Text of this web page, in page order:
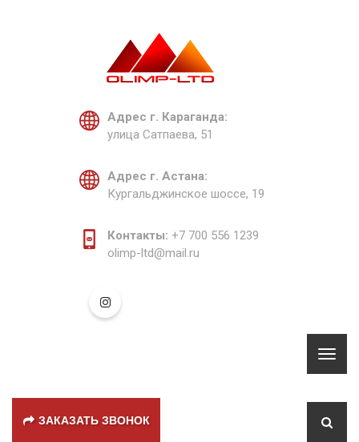
Адрес г. Караганда:
улица Сатпаева, 51
Адрес г. Астана:
Кургальджинское шоссе, 19
Контакты: +7 700 556 1239
olimp-ltd@mail.ru
ЗАКАЗАТЬ ЗВОНОК